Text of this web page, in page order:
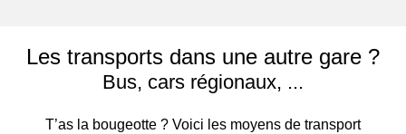
Les transports dans une autre gare ?
Bus, cars régionaux, ...
T’as la bougeotte ? Voici les moyens de transport